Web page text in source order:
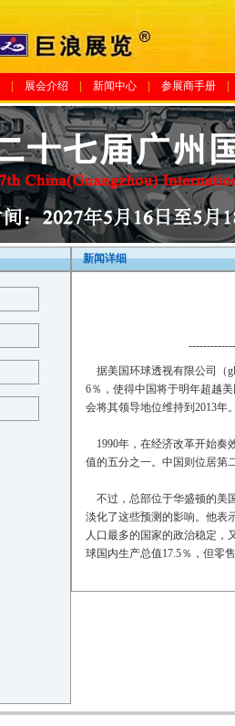
展会介绍 新闻中心 参展商手册|
新闻详细
据美国环球透视有限公司（
6％，使得中国将于明年超越
会将其领导地位维持到2013年
1990年，在经济改革开始奏
值的五分之一。中国则位居第
不过，总部位于华盛顿的美
淡化了这些预测的影响。他表
人口最多的国家的政治稳定，
球国内生产总值17.5％，但零